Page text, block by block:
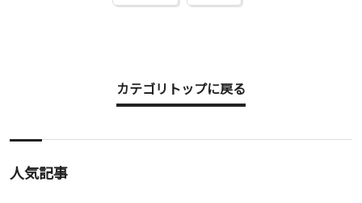
カテゴリトップに戻る
人気記事